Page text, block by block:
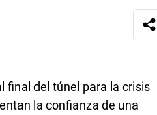
final del túnel para la crisis
la confianza de una